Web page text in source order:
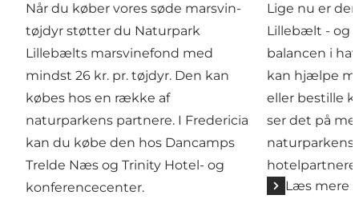
Når du køber vores søde marsvin-
tøjdyr støtter du Naturpark
Lillebælts marsvinefond med
mindst 26 kr. pr. tøjdyr. Den kan
købes hos en række af
naturparkens partnere. I Fredericia
kan du købe den hos Dancamps
Trelde Næs og Trinity Hotel- og
konferencecenter.
Lige nu er
Lillebælt - og
balancen i
kan hjælpe
eller bestille
ser det på
naturparkens
hotelpartnere.
Læs mere